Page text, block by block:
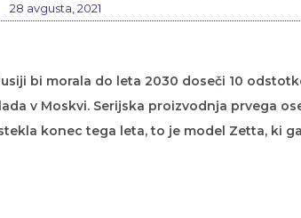
28 avgusta, 2021
bi morala do leta 2030 doseči 10
v Moskvi. Serijska proizvodnja prvega
konec tega leta, to je model Zetta, ki